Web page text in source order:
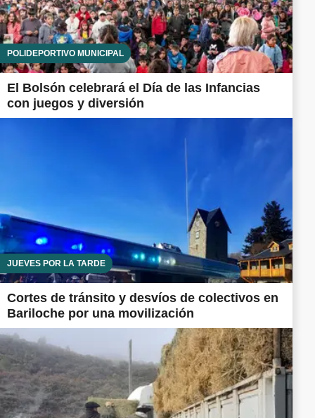
POLIDEPORTIVO MUNICIPAL
El Bolsón celebrará el Día de las Infancias
con juegos y diversión
JUEVES POR LA TARDE
Cortes de tránsito y desvíos de colectivos en
Bariloche por una movilización